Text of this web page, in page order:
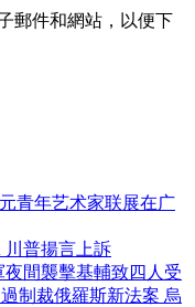
郵件和網站，以便下
青年艺术家联展在广
川普揚言上訴
間襲擊基輔致四人受
制裁俄羅斯新法案 烏